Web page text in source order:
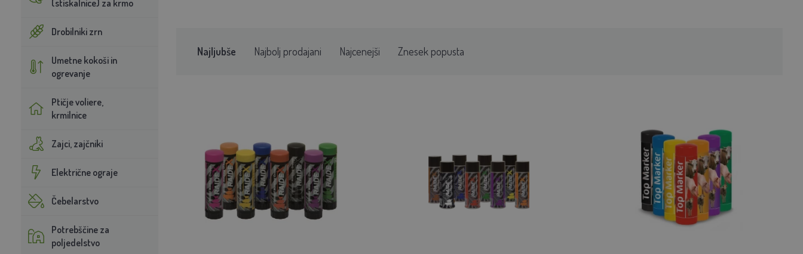
(stiskalnice) za krmo
Drobilniki zrn
Umetne kokoši in
ogrevanje
Ptičje voliere,
krmilnice
Zajci, zajčniki
Električne ograje
Čebelarstvo
Potrebščine za
poljedelstvo
Najljubše Najbolj prodajani Najcenejši Znesek popusta